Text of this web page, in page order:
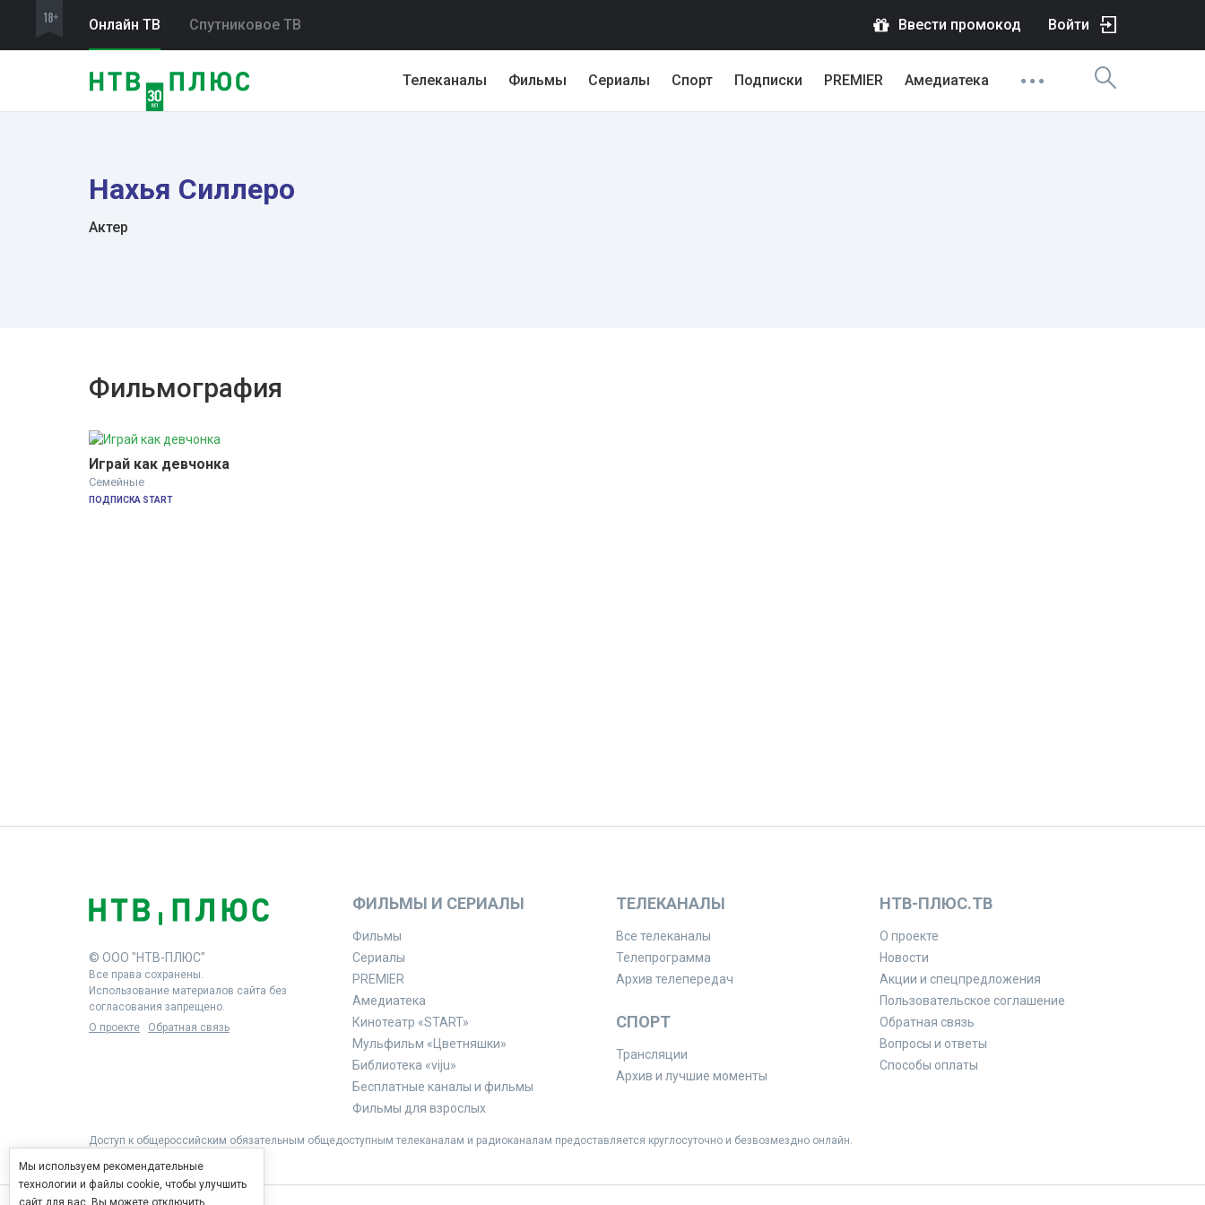
Онлайн ТВ Спутниковое ТВ Ввести промокод Войти
Телеканалы Фильмы Сериалы Спорт Подписки PREMIER Амедиатека
Нахья Силлеро
Актер
Фильмография
Играй как девчонка
Семейные
ПОДПИСКА START
© ООО "НТВ-ПЛЮС"
Все права сохранены.
Использование материалов сайта без
согласования запрещено.
О проекте
Обратная связь
ФИЛЬМЫ И СЕРИАЛЫ
Фильмы
Сериалы
PREMIER
Амедиатека
Кинотеатр «START»
Мульфильм «Цветняшки»
Библиотека «viju»
Бесплатные каналы и фильмы
Фильмы для взрослых
ТЕЛЕКАНАЛЫ
Все телеканалы
Телепрограмма
Архив телепередач
СПОРТ
Трансляции
Архив и лучшие моменты
НТВ-ПЛЮС.ТВ
О проекте
Новости
Акции и спецпредложения
Пользовательское соглашение
Обратная связь
Вопросы и ответы
Способы оплаты
Доступ к общероссийским обязательным общедоступным телеканалам и радиоканалам предоставляется круглосуточно и безвозмездно онлайн.
Мы используем рекомендательные
технологии и файлы cookie, чтобы улучшить
сайт для вас. Вы можете отключить